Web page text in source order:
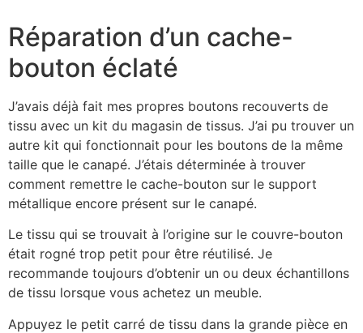
Réparation d’un cache-
bouton éclaté
J’avais déjà fait mes propres boutons recouverts de
tissu avec un kit du magasin de tissus. J’ai pu trouver un
autre kit qui fonctionnait pour les boutons de la même
taille que le canapé. J’étais déterminée à trouver
comment remettre le cache-bouton sur le support
métallique encore présent sur le canapé.
Le tissu qui se trouvait à l’origine sur le couvre-bouton
était rogné trop petit pour être réutilisé. Je
recommande toujours d’obtenir un ou deux échantillons
de tissu lorsque vous achetez un meuble.
Appuyez le petit carré de tissu dans la grande pièce en